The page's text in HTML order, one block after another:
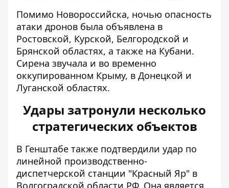
Помимо Новороссийска, ночью опасность
атаки дронов была объявлена в
Ростовской, Курской, Белгородской и
Брянской областях, а также на Кубани.
Сирена звучала и во временно
оккупированном Крыму, в Донецкой и
Луганской областях.
Удары затронули несколько
стратегических объектов
В Генштабе также подтвердили удар по
линейной производственно-
диспетчерской станции "Красный Яр" в
Волгоградской области РФ. Она является